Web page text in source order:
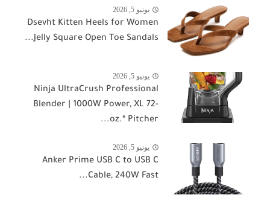
يونيو 5, 2026
Dsevht Kitten Heels for Women
Jelly Square Open Toe Sandals...
يونيو 5, 2026
Ninja UltraCrush Professional
Blender | 1000W Power, XL 72-
oz.* Pitcher...
يونيو 5, 2026
Anker Prime USB C to USB C
Cable, 240W Fast...